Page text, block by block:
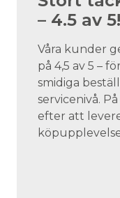
– 4.5 av 5!
Våra kunder
på 4,5 av 5 –
smidiga
servicenivå.
efter att